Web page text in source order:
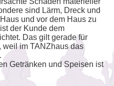
sind Lärm, Dreck und
und vor dem Haus zu
der Kunde dem
Das gilt gerade für
weil im TANZhaus das
Getränken und Speisen ist